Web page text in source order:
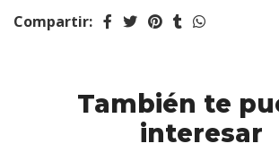
Compartir:
También te
interesar